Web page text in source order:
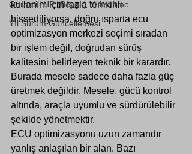
Garantili HP (Beygir) Yükseltme
Yıl Sürüm Güncellemesi
kullanım için fazla temkinli
hissediliyorsa, doğru ısparta ecu
optimizasyon merkezi seçimi sıradan
bir işlem değil, doğrudan sürüş
kalitesini belirleyen teknik bir karardır.
Burada mesele sadece daha fazla güç
üretmek değildir. Mesele, gücü kontrol
altında, araçla uyumlu ve sürdürülebilir
şekilde yönetmektir.
ECU optimizasyonu uzun zamandır
yanlış anlaşılan bir alan. Bazı